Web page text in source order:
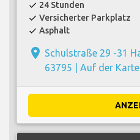
check 24 Stunden
check Versicherter Parkplatz
check Asphalt
place Schulstraße 29 -31
63795 | Auf der